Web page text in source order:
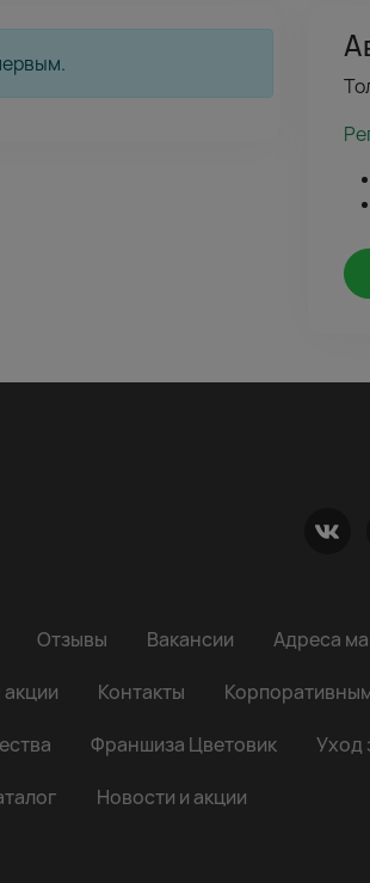
Отзывы Вакансии
Адреса
Контакты
Франшиза Цветовик
Уход
Новости и акции